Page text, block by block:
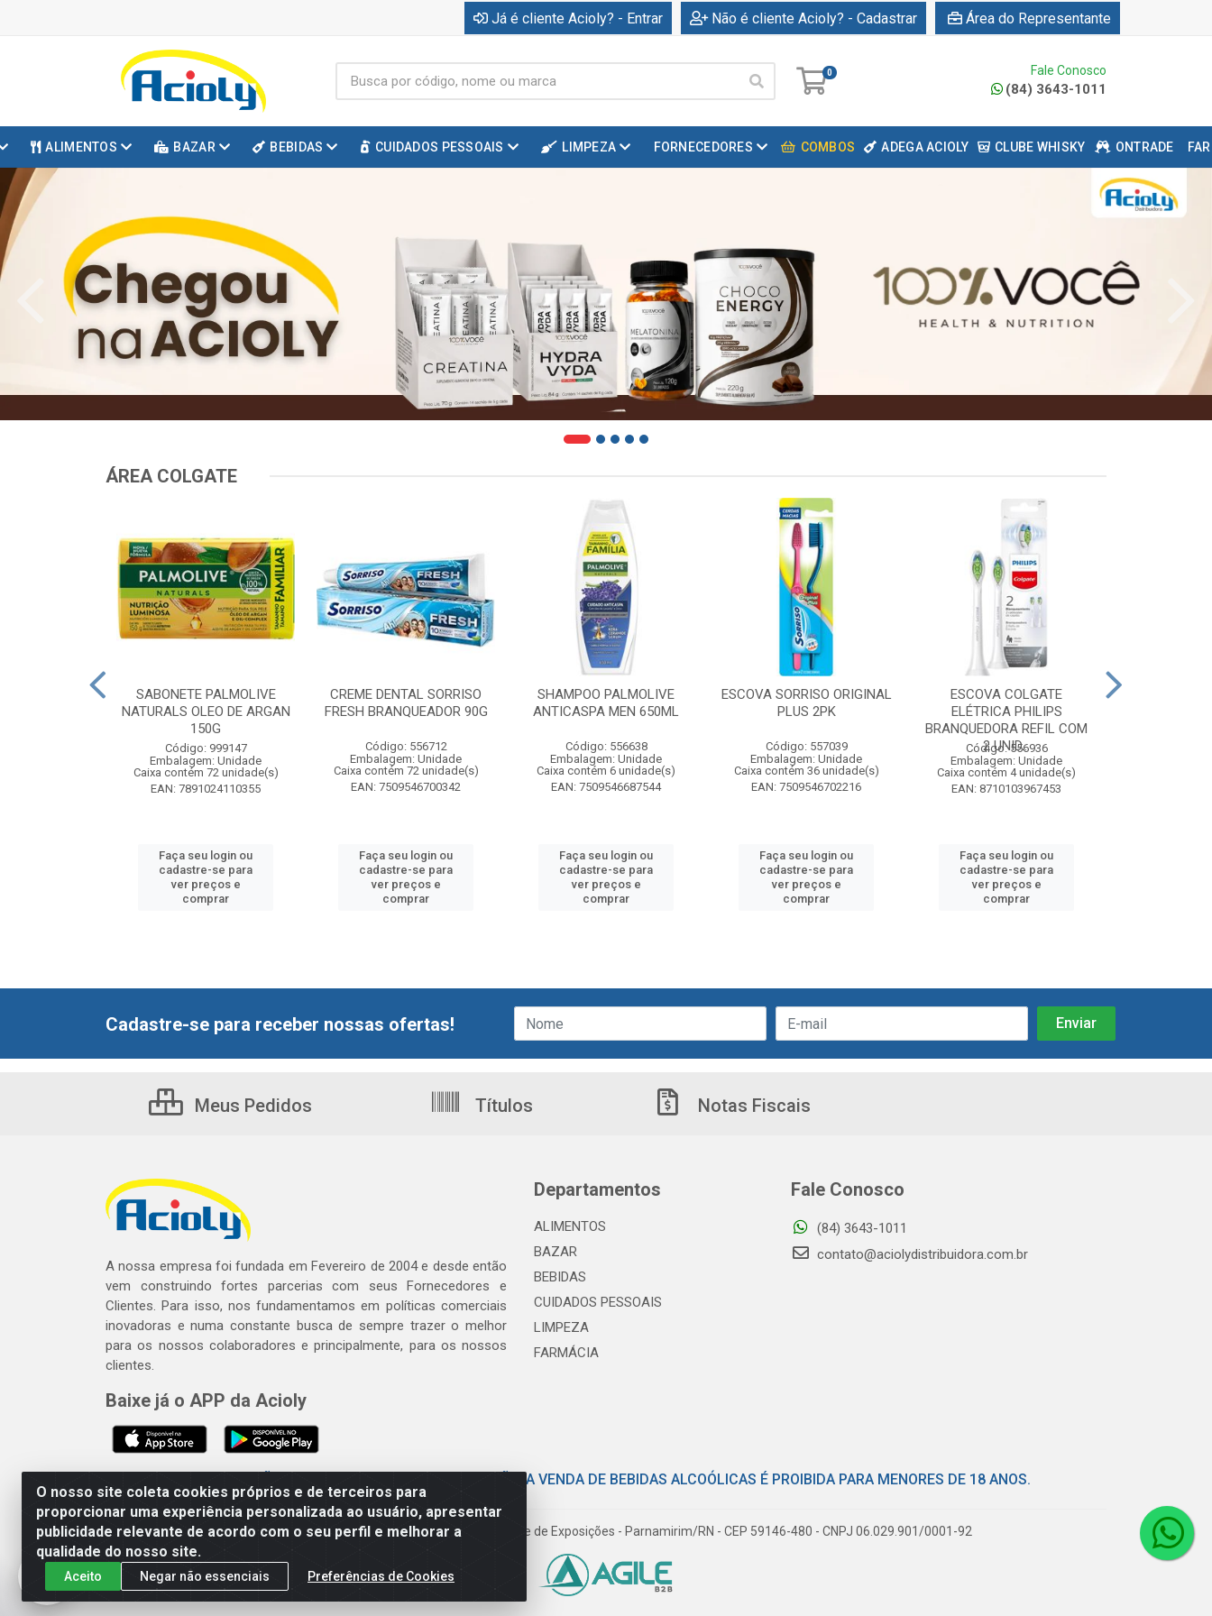
Já é cliente Acioly? - Entrar Não é cliente Acioly? - Cadastrar Área do Representante
0 Fale Conosco
(84) 3643-1011
ALIMENTOS BAZAR BEBIDAS CUIDADOS PESSOAIS LIMPEZA FORNECEDORES COMBOS ADEGA ACIOLY CLUBE WHISKY ONTRADE
ÁREA COLGATE
SABONETE PALMOLIVE
NATURALS OLEO DE ARGAN
150G
Código: 999147
Embalagem: Unidade
Caixa contém 72 unidade(s)
EAN: 7891024110355
Faça seu login ou
cadastre-se para
ver preços e
comprar
CREME DENTAL SORRISO
FRESH BRANQUEADOR 90G
Código: 556712
Embalagem: Unidade
Caixa contém 72 unidade(s)
EAN: 7509546700342
Faça seu login ou
cadastre-se para
ver preços e
comprar
SHAMPOO PALMOLIVE
ANTICASPA MEN 650ML
Código: 556638
Embalagem: Unidade
Caixa contém 6 unidade(s)
EAN: 7509546687544
Faça seu login ou
cadastre-se para
ver preços e
comprar
ESCOVA SORRISO ORIGINAL
PLUS 2PK
Código: 557039
Embalagem: Unidade
Caixa contém 36 unidade(s)
EAN: 7509546702216
Faça seu login ou
cadastre-se para
ver preços e
comprar
ESCOVA COLGATE
ELÉTRICA PHILIPS
BRANQUEDORA REFIL COM
2 UNID...
Código: 556936
Embalagem: Unidade
Caixa contém 4 unidade(s)
EAN: 8710103967453
Faça seu login ou
cadastre-se para
ver preços e
comprar
O nosso site coleta cookies próprios e de terceiros para
proporcionar uma experiência personalizada ao usuário, apresentar
publicidade relevante de acordo com o seu perfil e melhorar a
qualidade do nosso site.
Aceito Negar não essenciais Preferências de Cookies
Cadastre-se para receber nossas ofertas!
Meus Pedidos Títulos Notas Fiscais
A nossa empresa foi fundada em Fevereiro de 2004 e desde então
vem construindo fortes parcerias com seus Fornecedores e
Clientes. Para isso, nos fundamentamos em políticas comerciais
inovadoras e numa constante busca de sempre trazer o melhor
para os nossos colaboradores e principalmente, para os nossos
clientes.
Baixe já o APP da Acioly
Departamentos
ALIMENTOS
BAZAR
BEBIDAS
CUIDADOS PESSOAIS
LIMPEZA
FARMÁCIA
Fale Conosco
(84) 3643-1011
contato@aciolydistribuidora.com.br
SE BEBER, NÃO DIRIJA. APRECIE COM MODERAÇÃO. A VENDA DE BEBIDAS ALCOÓLICAS É PROIBIDA PARA MENORES DE 18 ANOS.
Acioly Distribuidora - Av Piloto Pereira Tim - Parque de Exposições - Parnamirim/RN - CEP 59146-480 - CNPJ 06.029.901/0001-92